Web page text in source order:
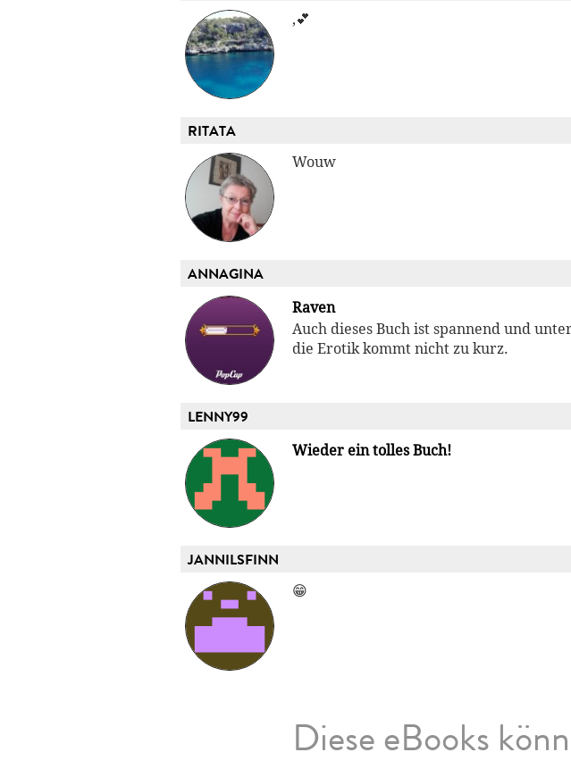
,💕
RITATA
Wouw
ANNAGINA
Raven
Auch dieses Buch ist spannend und
die Erotik kommt nicht zu kurz.
LENNY99
Wieder ein tolles Buch!
JANNILSFINN
😁
Diese eBooks